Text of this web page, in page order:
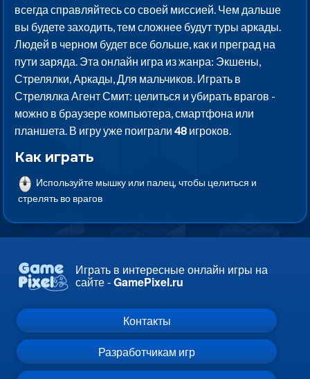
всегда справляйтесь со своей миссией. Чем дальше
вы будете заходить, тем сложнее будут туры аркады.
Людей в черном будет все больше, как и преград на
пути заряда. Эта онлайн игра из жанра: Экшены,
Стрелялки, Аркады, Для мальчиков. Играть в
Стрелялка Агент Смит: целиться и убирать врагов -
можно в браузере компьютера, смартфона или
планшета. В игру уже поиграли48 игроков.
Как играть
Используйте мышку или палец, чтобы целиться и
стрелять во врагов
Играть в интересные онлайн игры на
сайте -GamePixel.ru
Контакты
Разработчикам игр